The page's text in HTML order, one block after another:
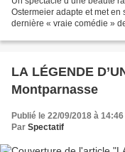
Ostermeier adapte et met
dernière « vraie comédie »
LA LÉGENDE
Montparnasse
Publié le 22/09/2018 à 14:46
Par Spectatif